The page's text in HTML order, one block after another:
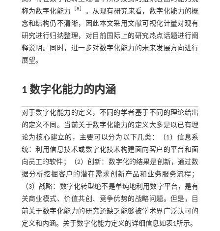
称为数字化能力
［8］ 。从现有研究来看，数字化能力的概
念和结构仍不清晰，因此本文采用文献可视化计量对现有
研究进行归纳整理，对目前国际上的研究热点话题进行阐
释说明。同时，进一步对数字化能力的未来发展方向进行
展望。
1 数字化能力的内涵
对于数字化能力的定义，不同的学者基于不同的理论给出
的定义不同。当前关于数字化能力的定义大多是以已有理
论为核心建立的，主要可以分为以下几类：（1）信息系
统：利用信息技术或数字化技术构建面向客户的平台和面
向员工的软件；（2）创新：数字化的结果是创新，通过数
据分析挖掘客户的潜在需求创新产品和业务服务流程；
（3）战略：数字化转型绝不是单纯地利用数字平台，是有
关商业模式、价值共创、竞争优势的战略问题。但是，目
前关于数字化能力的研究还缺乏能够被学术界广泛认可的
定义和内涵。关于数字化能力定义的详细信息如表1所示。